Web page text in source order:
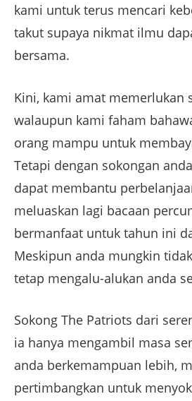
kami untuk terus mencari
takut supaya nikmat ilmu
bersama.
Kini, kami amat memerlukan
walaupun kami faham
orang mampu untuk
Tetapi dengan sokongan
dapat membantu
meluaskan lagi bacaan
bermanfaat untuk tahun ini
Meskipun anda mungkin
tetap mengalu-alukan anda
Sokong The Patriots dari
ia hanya mengambil masa
anda berkemampuan lebih,
pertimbangkan untuk